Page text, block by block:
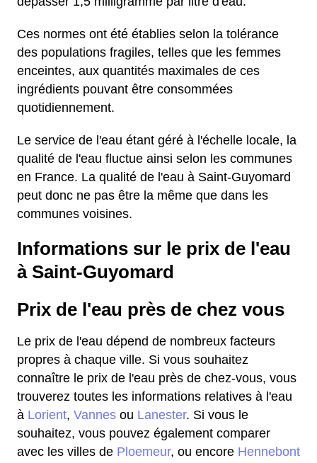
Ces normes ont été établies selon la tolérance
des populations fragiles, telles que les femmes
enceintes, aux quantités maximales de ces
ingrédients pouvant être consommées
quotidiennement.
Le service de l'eau étant géré à l'échelle locale, la
qualité de l'eau fluctue ainsi selon les communes
en France. La qualité de l'eau à Saint-Guyomard
peut donc ne pas être la même que dans les
communes voisines.
Informations sur le prix de l'eau
à Saint-Guyomard
Prix de l'eau près de chez vous
Le prix de l'eau dépend de nombreux facteurs
propres à chaque ville. Si vous souhaitez
connaître le prix de l'eau près de chez-vous, vous
trouverez toutes les informations relatives à l'eau
à Lorient, Vannes ou Lanester. Si vous le
souhaitez, vous pouvez également comparer
avec les villes de Ploemeur, ou encore Hennebont